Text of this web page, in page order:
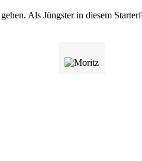
Als Jüngster in diesem